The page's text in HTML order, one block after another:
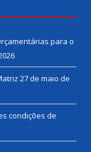
para o
27 de maio de
condições de